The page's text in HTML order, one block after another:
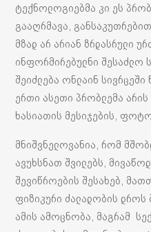
ტექნოლოგიებმა კი ეს
გააღრმავა,
მზად არ არიან ზრდასრული
ინფორმირებულნი შესაძლო
შეიძლება ონლაინ
ერთი ასეთი პრობლემა არის
ხასიათის მესიჯების,
მნიშვნელოვანია, რომ
ავუხსნათ შვილებს,
შევიწროების შესახებ,
ფიზიკური ძალადობის დროს
ამის ამოცნობა, მაგრამ